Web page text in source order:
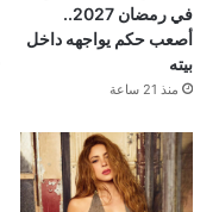
في رمضان 2027..
أصعب حكم يواجهه داخل
بيته
منذ 21 ساعة